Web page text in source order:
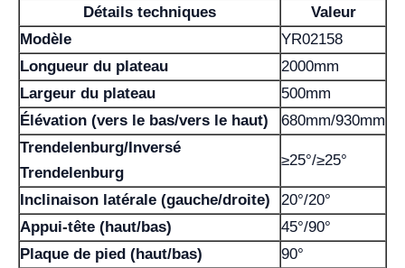
Détails techniques
Valeur
Modèle
YR02158
Longueur du plateau
2000mm
Largeur du plateau
500mm
Élévation (vers le bas/vers le haut)
680mm/930mm
Trendelenburg/Inversé
Trendelenburg
≥25°/≥25°
Inclinaison latérale (gauche/droite)
20°/20°
Appui-tête (haut/bas)
45°/90°
Plaque de pied (haut/bas)
90°